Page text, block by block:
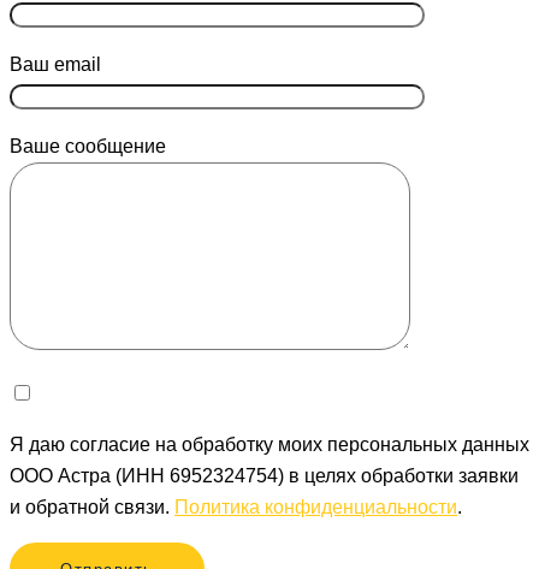
Ваш email
Ваше сообщение
Я даю согласие на обработку моих персональных данных
ООО Астра (ИНН 6952324754) в целях обработки заявки
и обратной связи. Политика конфиденциальности.